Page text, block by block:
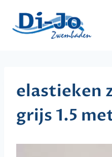
inhoud
elastieken
grijs 1.5